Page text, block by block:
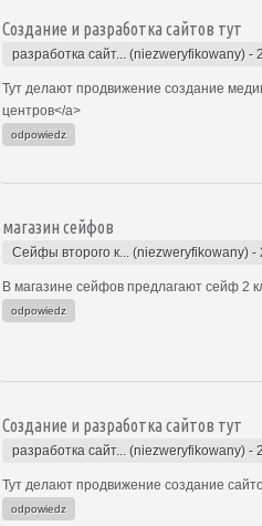
Создание и разработка сайтов тут
разработка сайт... (niezweryfikowany) -
Тут делают продвижение создание
центров</a>
odpowiedz
магазин сейфов
Сейфы второго к... (niezweryfikowany) -
В магазине сейфов предлагают сейф 2
odpowiedz
Создание и разработка сайтов тут
разработка сайт... (niezweryfikowany) -
Тут делают продвижение создание
odpowiedz